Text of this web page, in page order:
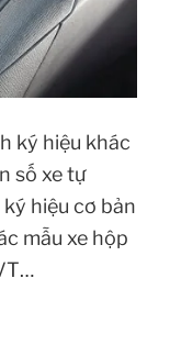
ký hiệu khác
số xe tự
hiệu cơ bản
mẫu xe hộp